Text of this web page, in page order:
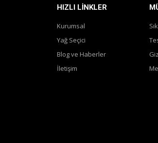
HIZLI LINKLER
Kurumsal
Yağ Seçici
Blog ve Haberler
İletişim